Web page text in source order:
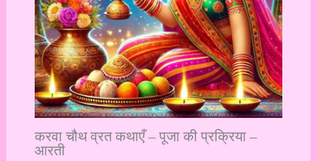
करवा चौथ व्रत कथाएँ – पूजा की प्रक्रिया –
आरती